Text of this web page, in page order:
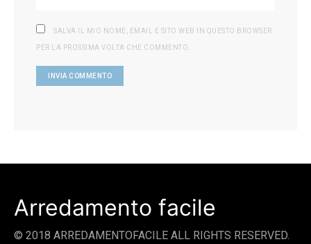
SALVA IL MIO NOME, EMAIL E SITO WEB IN QUESTO BROWSER
PER LA PROSSIMA VOLTA CHE COMMENTO.
Arredamento facile
© 2018 ARREDAMENTOFACILE ALL RIGHTS RESERVED.